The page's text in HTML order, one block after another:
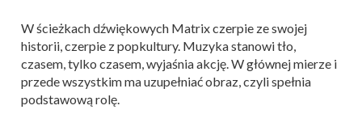
W ścieżkach dźwiękowych Matrix czerpie ze swojej
historii, czerpie z popkultury. Muzyka stanowi tło,
czasem, tylko czasem, wyjaśnia akcję. W głównej mierze i
przede wszystkim ma uzupełniać obraz, czyli spełnia
podstawową rolę.